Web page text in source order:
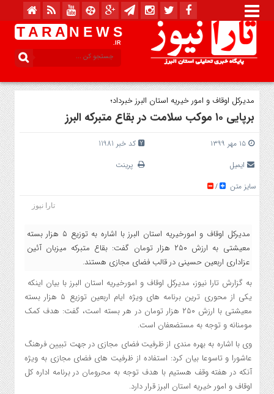
T A R A N E W S
.IR
مدیرکل اوقاف و امور خیریه استان البرز خبرداد؛
برپایی ۱۰ موکب سلامت در بقاع متبرکه البرز
۱۵ مهر ۱۳۹۹
کد خبر 11981
ایمیل
پرینت
سایز متن
/
تارا نیوز
مدیرکل اوقاف و امورخیریه استان البرز با اشاره به توزیع ۵ هزار بسته
معیشتی به ارزش ۲۵۰ هزار تومان گفت: بقاع متبرکه میزبان آئین
عزاداری اربعین حسینی در قالب فضای مجازی هستند.
به گزارش تارا نیوز، مدیرکل اوقاف و امورخیریه استان البرز با بیان اینکه
یکی از محوری ترین برنامه های ویژه ایام اربعین توزیع ۵ هزار بسته
معیشتی با ارزش ۲۵۰ هزار تومان در هر بسته است، گفت: هدف کمک
مومنانه و توجه به مستضعفان است.
وی با اشاره به بهره مندی از ظرفیت فضای مجازی در جهت تبیین فرهنگ
عاشورا و تاسوعا بیان کرد: استفاده از ظرفیت های فضای مجازی به ویژه
آنکه در هفته وقف هستیم با هدف توجه به محرومان در برنامه اداره کل
اوقاف و امور خیریه استان البرز قرار دارد.